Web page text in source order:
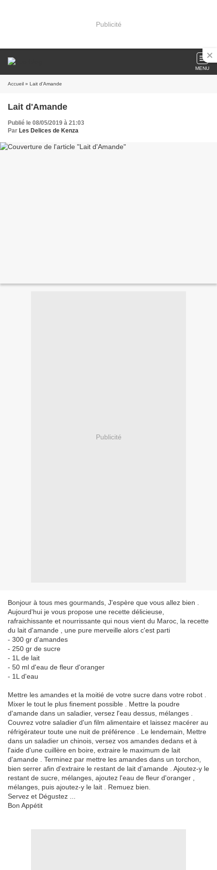
Publicité
MENU
Accueil » Lait d'Amande
Lait d'Amande
Publié le 08/05/2019 à 21:03
Par Les Delices de Kenza
Publicité
Bonjour à tous mes gourmands, J'espère que vous allez bien .
Aujourd'hui je vous propose une recette délicieuse,
rafraichissante et nourrissante qui nous vient du Maroc, la recette
du lait d'amande , une pure merveille alors c'est parti
- 300 gr d'amandes
- 250 gr de sucre
- 1L de lait
- 50 ml d'eau de fleur d'oranger
- 1L d'eau
Mettre les amandes et la moitié de votre sucre dans votre robot .
Mixer le tout le plus finement possible . Mettre la poudre
d'amande dans un saladier, versez l'eau dessus, mélanges .
Couvrez votre saladier d'un film alimentaire et laissez macérer au
réfrigérateur toute une nuit de préférence . Le lendemain, Mettre
dans un saladier un chinois, versez vos amandes dedans et à
l'aide d'une cuillère en boire, extraire le maximum de lait
d'amande . Terminez par mettre les amandes dans un torchon,
bien serrer afin d'extraire le restant de lait d'amande . Ajoutez-y le
restant de sucre, mélanges, ajoutez l'eau de fleur d'oranger ,
mélanges, puis ajoutez-y le lait . Remuez bien.
Servez et Dégustez ...
Bon Appétit